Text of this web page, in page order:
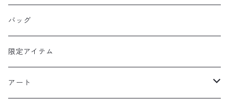
日向小次郎
カール・ハインツ・シュナイダー
肖俊光
缶バッジ
カーシェード
フォームローラー
UDF
POP UP PARADE
手ぬぐい
タオル
バッグ
限定アイテム
アート